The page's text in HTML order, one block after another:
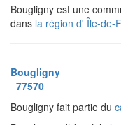
Bougligny est une
dans la région d' Île-de-
Bougligny
77570
Bougligny fait partie du